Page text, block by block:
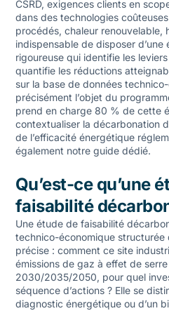
CSRD, exigences clients en
dans des technologies
procédés, chaleur
indispensable de disposer
rigoureuse qui identifie les
quantifie les réductions
sur la base de données
précisément l’objet du
prend en charge 80 % de cette
contextualiser la décarbonation
de l’efficacité énergétique
également notre guide dédié.
Qu’est-ce qu’une
faisabilité
Une étude de faisabilité
technico-économique structurée
précise : comment ce site
émissions de gaz à effet de
2030/2035/2050, pour quel
séquence d’actions ? Elle se
diagnostic énergétique ou d’un